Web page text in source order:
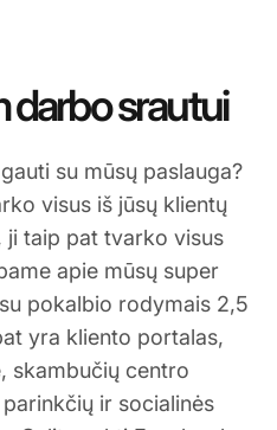
darbo srautui
su mūsų paslauga?
visus iš jūsų klientų
ji taip pat tvarko visus
apie mūsų super
pokalbio rodymais 2,5
yra kliento portalas,
skambučių centro
ir socialinės